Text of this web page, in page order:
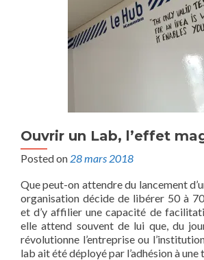
Ouvrir un Lab, l’effet
Posted on 28 mars 2018
Que peut-on attendre du lancement
organisation décide de libérer 50 à
et d’y affilier une capacité de
elle attend souvent de lui que, du
révolutionne l’entreprise ou
lab ait été déployé par l’adhésion à une